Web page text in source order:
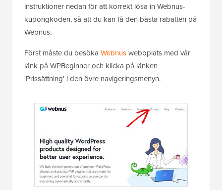
instruktioner nedan för att korrekt lösa in Webnus-
kupongkoden, så att du kan få den bästa rabatten på
Webnus.
Först måste du besöka Webnuswebbplats med vår
länk på WPBeginner och klicka på länken
'Prissättning' i den övre navigeringsmenyn.